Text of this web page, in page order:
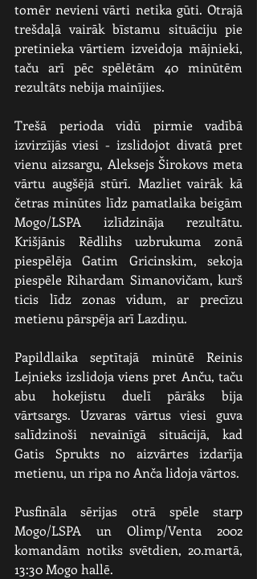
tomēr nevieni vārti netika gūti. Otrajā
trešdaļā vairāk bīstamu situāciju pie
pretinieka vārtiem izveidoja mājnieki,
taču arī pēc spēlētām 40 minūtēm
rezultāts nebija mainījies.
Trešā perioda vidū pirmie vadībā
izvirzījās viesi - izslidojot divatā pret
vienu aizsargu, Aleksejs Širokovs meta
vārtu augšējā stūrī. Mazliet vairāk kā
četras minūtes līdz pamatlaika beigām
Mogo/LSPA izlīdzināja rezultātu.
Krišjānis Rēdlihs uzbrukuma zonā
piespēlēja Gatim Gricinskim, sekoja
piespēle Rihardam Simanovičam, kurš
ticis līdz zonas vidum, ar precīzu
metienu pārspēja arī Lazdiņu.
Papildlaika septītajā minūtē Reinis
Lejnieks izslidoja viens pret Anču, taču
abu hokejistu duelī pārāks bija
vārtsargs. Uzvaras vārtus viesi guva
salīdzinoši nevainīgā situācijā, kad
Gatis Sprukts no aizvārtes izdarīja
metienu, un ripa no Anča lidoja vārtos.
Pusfināla sērijas otrā spēle starp
Mogo/LSPA un Olimp/Venta 2002
komandām notiks svētdien, 20.martā,
13:30 Mogo hallē.